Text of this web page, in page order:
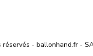
- ballonhand.fr -